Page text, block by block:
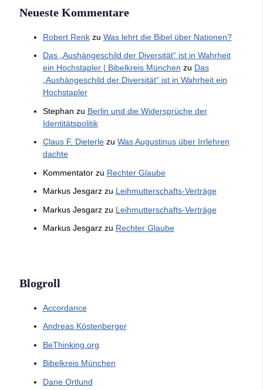
Neueste Kommentare
Robert Renkzu Was lehrt die Bibel über Nationen?
Das „Aushängeschild der Diversität“ ist in Wahrheit
ein Hochstapler | Bibelkreis München zu Das
„Aushängeschild der Diversität“ ist in Wahrheit ein
Hochstapler
Stephan zu Berlin und die Widersprüche der
Identitätspolitik
Claus F. Dieterlezu Was Augustinus über Irrlehren
dachte
Kommentatorzu Rechter Glaube
Markus Jesgarzzu Leihmutterschafts-Verträge
Markus Jesgarzzu Leihmutterschafts-Verträge
Markus Jesgarzzu Rechter Glaube
Blogroll
Accordance
Andreas Köstenberger
BeThinking.org
Bibelkreis München
Dane Ortlund